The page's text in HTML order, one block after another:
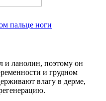
пальце ноги
и ланолин, поэтому он
и грудном
влагу в дерме,